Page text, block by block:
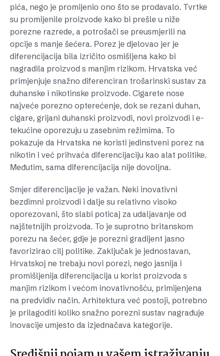
pića, nego je promijenio ono što se prodavalo. Tvrtke
su promijenile proizvode kako bi prešle u niže
porezne razrede, a potrošači se preusmjerili na
opcije s manje šećera. Porez je djelovao jer je
diferencijacija bila izričito osmišljena kako bi
nagradila proizvod s manjim rizikom. Hrvatska već
primjenjuje snažno diferenciran trošarinski sustav za
duhanske i nikotinske proizvode. Cigarete nose
najveće porezno opterećenje, dok se rezani duhan,
cigare, grijani duhanski proizvodi, novi proizvodi i e-
tekućine oporezuju u zasebnim režimima. To
pokazuje da Hrvatska ne koristi jedinstveni porez na
nikotin i već prihvaća diferencijaciju kao alat politike.
Međutim, sama diferencijacija nije dovoljna.
Smjer diferencijacije je važan. Neki inovativni
bezdimni proizvodi i dalje su relativno visoko
oporezovani, što slabi poticaj za udaljavanje od
najštetnijih proizvoda. To je suprotno britanskom
porezu na šećer, gdje je porezni gradijent jasno
favorizirao cilj politike. Zaključak je jednostavan,
Hrvatskoj ne trebaju novi porezi, nego jasnija i
promišljenija diferencijacija u korist proizvoda s
manjim rizikom i većom inovativnošću, primijenjena
na predvidiv način. Arhitektura već postoji, potrebno
je prilagoditi koliko snažno porezni sustav nagrađuje
inovacije umjesto da izjednačava kategorije.